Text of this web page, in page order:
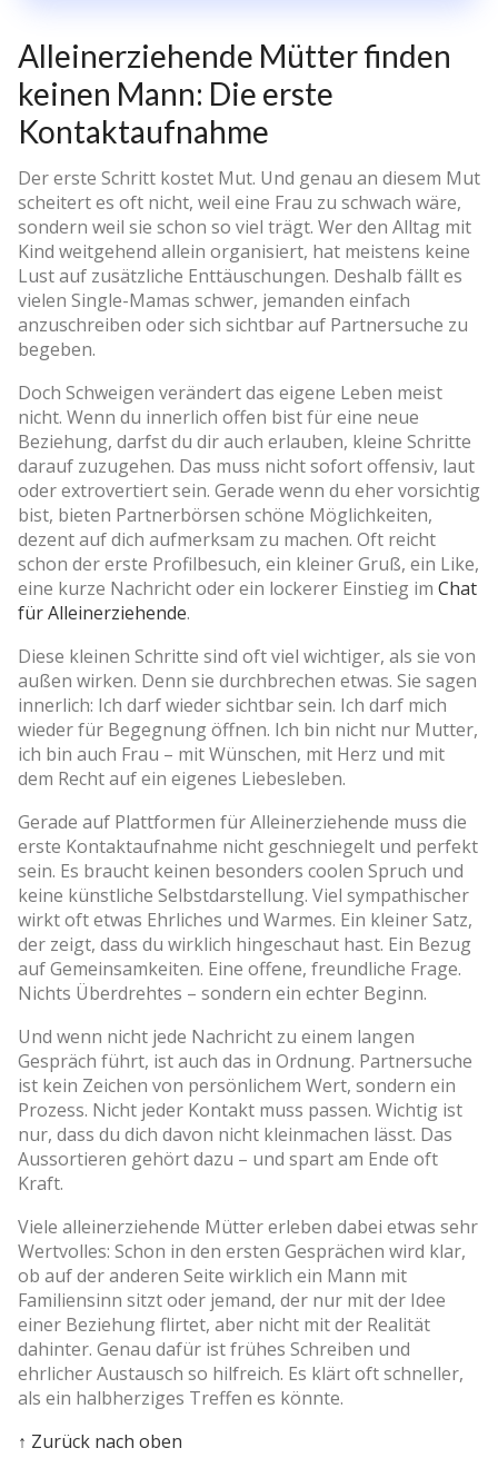
Alleinerziehende Mütter finden
keinen Mann: Die erste
Kontaktaufnahme
Der erste Schritt kostet Mut. Und genau an diesem Mut
scheitert es oft nicht, weil eine Frau zu schwach wäre,
sondern weil sie schon so viel trägt. Wer den Alltag mit
Kind weitgehend allein organisiert, hat meistens keine
Lust auf zusätzliche Enttäuschungen. Deshalb fällt es
vielen Single-Mamas schwer, jemanden einfach
anzuschreiben oder sich sichtbar auf Partnersuche zu
begeben.
Doch Schweigen verändert das eigene Leben meist
nicht. Wenn du innerlich offen bist für eine neue
Beziehung, darfst du dir auch erlauben, kleine Schritte
darauf zuzugehen. Das muss nicht sofort offensiv, laut
oder extrovertiert sein. Gerade wenn du eher vorsichtig
bist, bieten Partnerbörsen schöne Möglichkeiten,
dezent auf dich aufmerksam zu machen. Oft reicht
schon der erste Profilbesuch, ein kleiner Gruß, ein Like,
eine kurze Nachricht oder ein lockerer Einstieg im Chat
für Alleinerziehende.
Diese kleinen Schritte sind oft viel wichtiger, als sie von
außen wirken. Denn sie durchbrechen etwas. Sie sagen
innerlich: Ich darf wieder sichtbar sein. Ich darf mich
wieder für Begegnung öffnen. Ich bin nicht nur Mutter,
ich bin auch Frau – mit Wünschen, mit Herz und mit
dem Recht auf ein eigenes Liebesleben.
Gerade auf Plattformen für Alleinerziehende muss die
erste Kontaktaufnahme nicht geschniegelt und perfekt
sein. Es braucht keinen besonders coolen Spruch und
keine künstliche Selbstdarstellung. Viel sympathischer
wirkt oft etwas Ehrliches und Warmes. Ein kleiner Satz,
der zeigt, dass du wirklich hingeschaut hast. Ein Bezug
auf Gemeinsamkeiten. Eine offene, freundliche Frage.
Nichts Überdrehtes – sondern ein echter Beginn.
Und wenn nicht jede Nachricht zu einem langen
Gespräch führt, ist auch das in Ordnung. Partnersuche
ist kein Zeichen von persönlichem Wert, sondern ein
Prozess. Nicht jeder Kontakt muss passen. Wichtig ist
nur, dass du dich davon nicht kleinmachen lässt. Das
Aussortieren gehört dazu – und spart am Ende oft
Kraft.
Viele alleinerziehende Mütter erleben dabei etwas sehr
Wertvolles: Schon in den ersten Gesprächen wird klar,
ob auf der anderen Seite wirklich ein Mann mit
Familiensinn sitzt oder jemand, der nur mit der Idee
einer Beziehung flirtet, aber nicht mit der Realität
dahinter. Genau dafür ist frühes Schreiben und
ehrlicher Austausch so hilfreich. Es klärt oft schneller,
als ein halbherziges Treffen es könnte.
↑ Zurück nach oben